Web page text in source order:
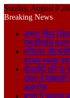
Sunday, August 9
Breaking News
सुस्ता सीमा
यथास्थिति
पतिलार
प्रथम स्थान
वीआईपी दौरे के
टोला में बदहाली
आक्रोश
बगहा में चहलूम